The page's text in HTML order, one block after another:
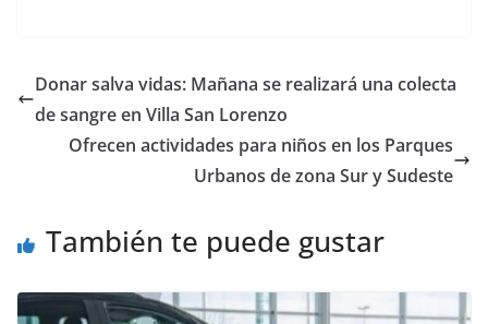
b
o
o
d
o
n
l p
ar
ti
r
Donar salva vidas: Mañana se realizará una colecta
de sangre en Villa San Lorenzo
Ofrecen actividades para niños en los Parques
Urbanos de zona Sur y Sudeste
También te puede gustar